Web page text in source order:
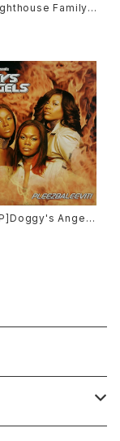
Family –
[Wildcard]
Angels
[TVT Rec
]